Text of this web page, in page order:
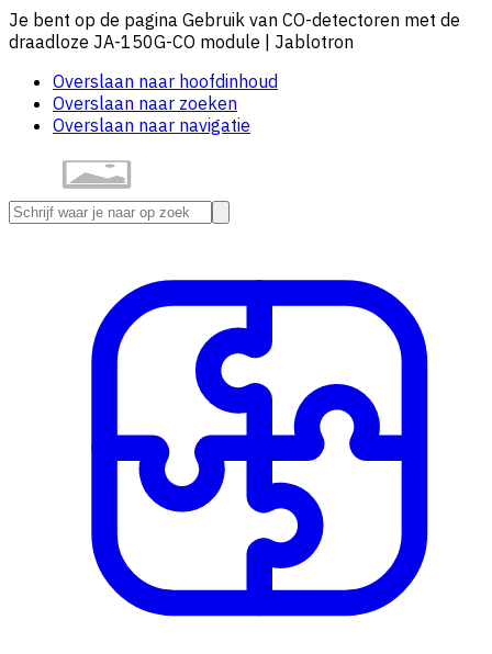
Je bent op de pagina Gebruik van CO-detectoren met de
draadloze JA-150G-CO module | Jablotron
Overslaan naar hoofdinhoud
Overslaan naar zoeken
Overslaan naar navigatie